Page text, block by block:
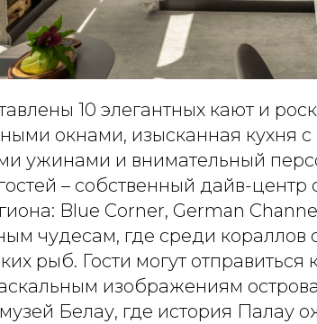
10 элегантных кают и
окнами, изысканная кухня
ужинами и внимательный
– собственный дайв-центр
Blue Corner, German
чудесам, где среди кораллов
рыб. Гости могут
изображениям
Белау, где история Палау